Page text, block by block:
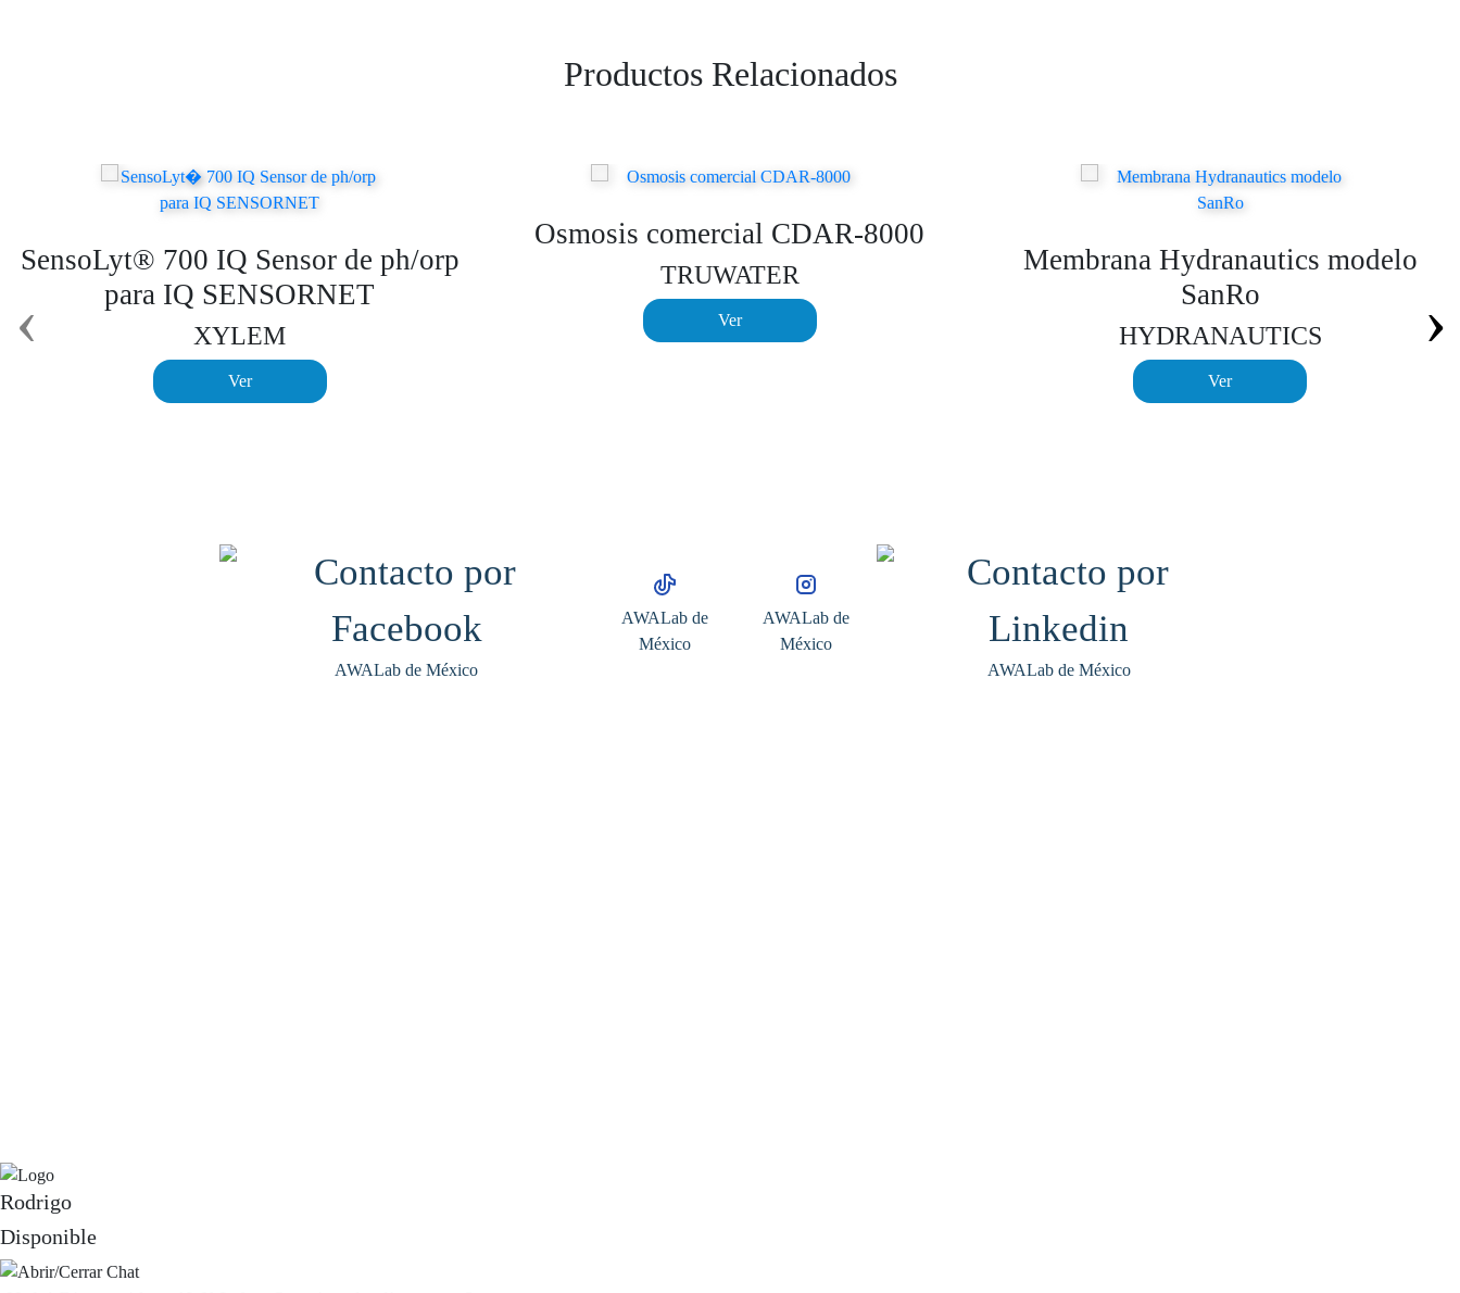
Productos Relacionados
SensoLyt® 700 IQ Sensor de ph/orp
para IQ SENSORNET
XYLEM
Ver
Osmosis comercial CDAR-8000
TRUWATER
Ver
Membrana Hydranautics modelo
SanRo
HYDRANAUTICS
Ver
‹ ›
AWALab de México
AWALab de
México
AWALab de
México
AWALab de México
Rodrigo
Disponible